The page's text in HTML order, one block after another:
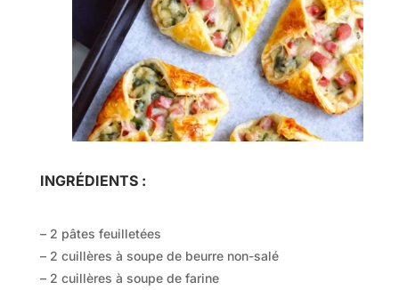
INGRÉDIENTS :
– 2 pâtes feuilletées
– 2 cuillères à soupe de beurre non-salé
– 2 cuillères à soupe de farine